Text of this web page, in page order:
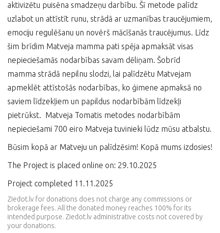
aktivizētu puisēna smadzeņu darbību. Šī metode palīdz
uzlabot un attīstīt runu, strādā ar uzmanības traucējumiem,
emociju regulēšanu un novērš mācīšanās traucējumus. Līdz
šim brīdim Matveja mamma pati spēja apmaksāt visas
nepieciešamās nodarbības savam dēliņam. Šobrīd
mamma strādā nepilnu slodzi, lai palīdzētu Matvejam
apmeklēt attīstošās nodarbības, ko ģimene apmaksā no
saviem līdzekļiem un papildus nodarbībām līdzekļi
pietrūkst. Matveja Tomatis metodes nodarbībām
nepieciešami 700 eiro Matveja tuvinieki lūdz mūsu atbalstu.
Būsim kopā ar Matveju un palīdzēsim! Kopā mums izdosies!
The Project is placed online on: 29.10.2025
Project completed 11.11.2025
Ziedot.lv for donations does not charge any commissions or
brokerage fees. All the donated money reaches 100% for its
intended purpose. Ziedot.lv administrative costs not covered by
your donations.